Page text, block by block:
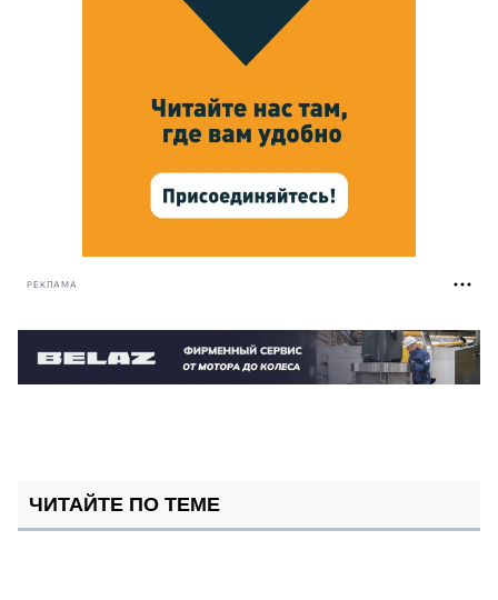
РЕКЛАМА
ЧИТАЙТЕ ПО ТЕМЕ